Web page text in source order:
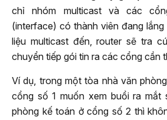
chỉ nhóm multicast và các
(interface) có thành viên đang
liệu multicast đến, router sẽ tra
chuyển tiếp gói tin ra các cổng cần
Ví dụ, trong một tòa nhà văn
cổng số 1 muốn xem buổi ra mắt
phòng kế toán ở cổng số 2 thì